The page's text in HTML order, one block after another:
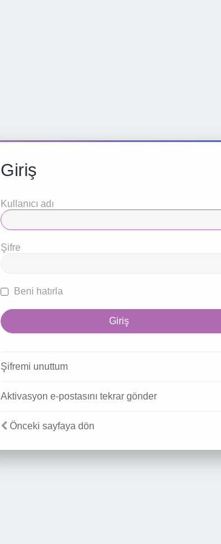
Giriş
Kullanıcı adı
Şifre
Beni hatırla
Şifremi unuttum
Aktivasyon e-postasını tekrar gönder
Önceki sayfaya dön